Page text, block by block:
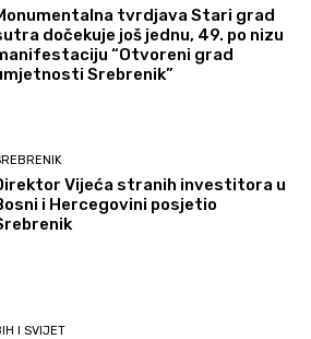
tvrdjava Stari grad
dočekuje još jednu, 49. po nizu
“Otvoreni grad
Srebrenik”
Vijeća stranih investitora u
i Hercegovini posjetio
I SVIJET